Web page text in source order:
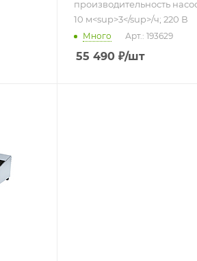
производительность
10 м<sup>3</sup>/ч; 220 В
Много Арт.: 193629
55 490 ₽/шт